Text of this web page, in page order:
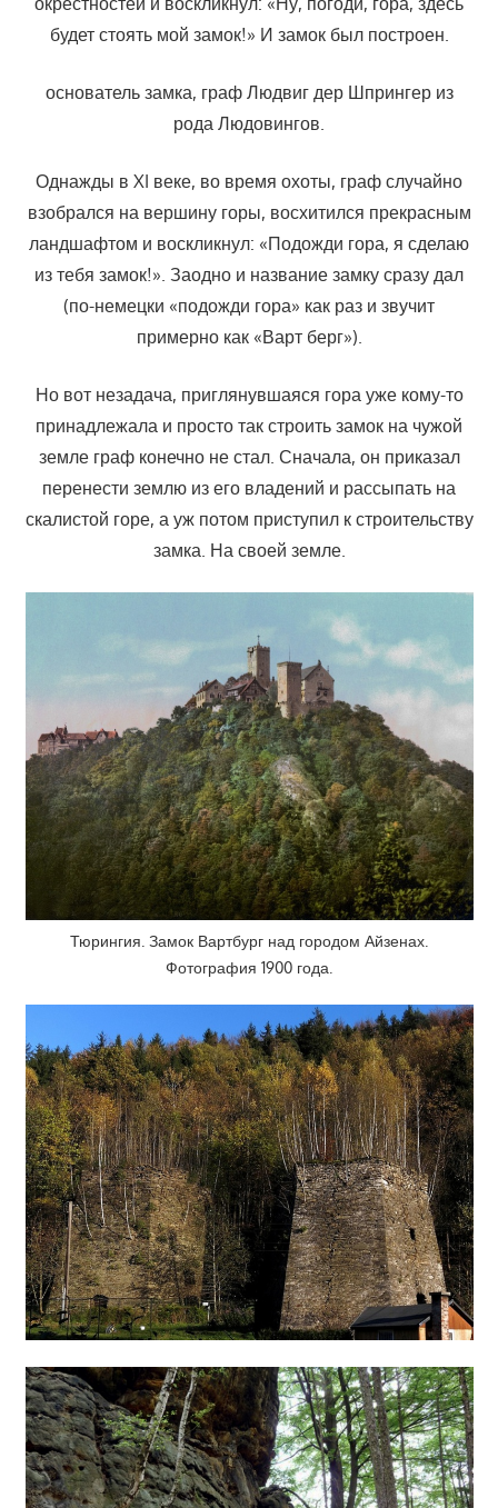
будет стоять мой замок!» И замок был построен.
основатель замка, граф Людвиг дер Шпрингер из
рода Людовингов.
Однажды в XI веке, во время охоты, граф случайно
взобрался на вершину горы, восхитился прекрасным
ландшафтом и воскликнул: «Подожди гора, я сделаю
из тебя замок!». Заодно и название замку сразу дал
(по-немецки «подожди гора» как раз и звучит
примерно как «Варт берг»).
Но вот незадача, приглянувшаяся гора уже кому-то
принадлежала и просто так строить замок на чужой
земле граф конечно не стал. Сначала, он приказал
перенести землю из его владений и рассыпать на
скалистой горе, а уж потом приступил к строительству
замка. На своей земле.
Тюрингия. Замок Вартбург над городом Айзенах.
Фотография 1900 года.